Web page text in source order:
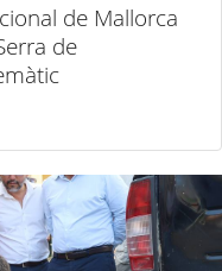
de Mallorca
de